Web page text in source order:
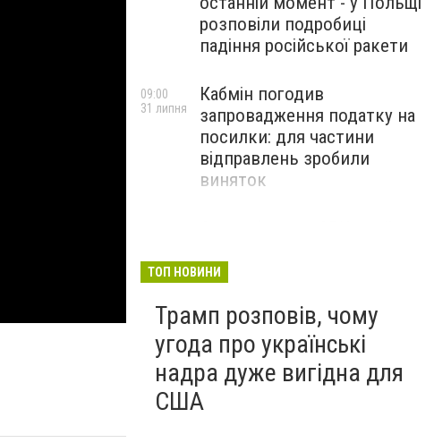
розповіли подробиці
падіння російської ракети
Кабмін погодив
запровадження податку на
посилки: для частини
відправлень зробили
виняток
09:00
31 липня
доброчесності й
ТОП НОВИНИ
Трамп розповів, чому
угода про українські
надра дуже вигідна для
США